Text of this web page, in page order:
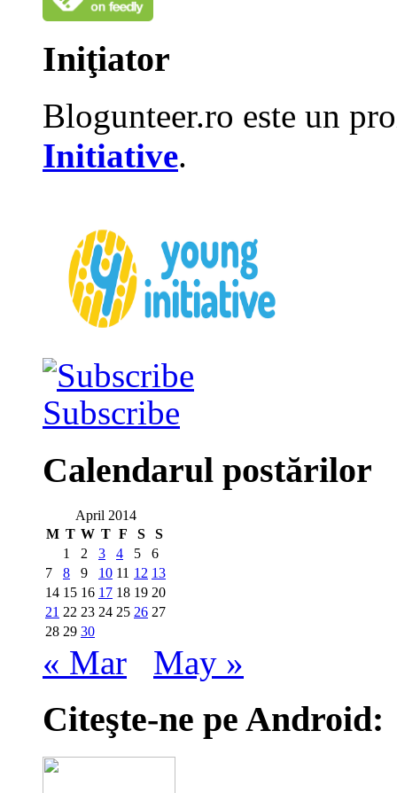
Iniţiator
Blogunteer.ro este un
Initiative.
Subscribe
Calendarul postărilor
April 2014
M T W T F S
S
1
2 3 4 5
6
7
8 9 10 11 12 13
14 15 16 17 18 19 20
21 22 23 24 25 26 27
28 29 30
« Mar May »
Citeşte-ne pe Android: